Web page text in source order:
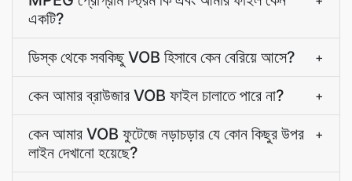
একটি?
ডিস্ক থেকে সবকিছু VOB হিসাবে কেন বেরিয়ে আসে? +
কেন আমার ব্রাউজার VOB ফাইল চালাতে পারে না? +
কেন আমার VOB ফুটেজে নড়াচড়ার যে কোন কিছুর উপর
লাইন দেখানো হয়েছে?
+